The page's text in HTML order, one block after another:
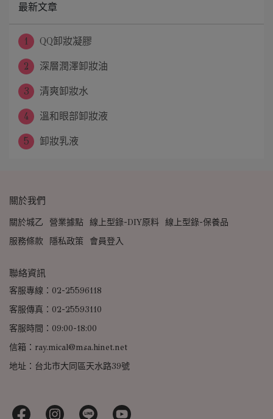
最新文章
1 QQ卸妝凝膠
2 深層潤澤卸妝油
3 清爽卸妝水
4 溫和眼部卸妝液
5 卸妝乳液
關於我們
關於城乙 營業據點 線上型錄-DIY原料 線上型錄-保養品
服務條款
隱私政策 會員登入
聯絡資訊
客服專線：02-25596118
客服傳真：02-25593110
客服時間：09:00-18:00
信箱：ray.mical@msa.hinet.net
地址：台北市大同區天水路39號